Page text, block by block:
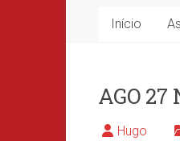
Início
AGO 27
Hugo